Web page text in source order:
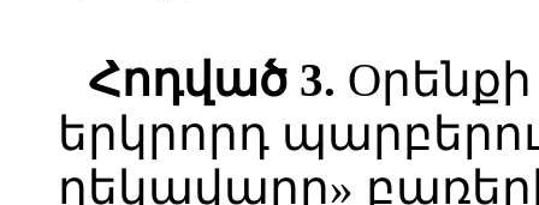
Հոդված 3.
երկրորդ
ղեկավարը»